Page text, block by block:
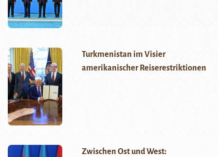
Turkmenistan im Visier
amerikanischer Reiserestriktionen
Zwischen Ost und West: